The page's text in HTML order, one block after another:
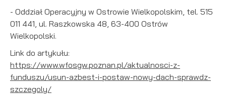
- Oddział Operacyjny w Ostrowie Wielkopolskim, tel. 515
011 441, ul. Raszkowska 48, 63-400 Ostrów
Wielkopolski.
Link do artykułu:
https://www.wfosgw.poznan.pl/aktualnosci-z-
funduszu/usun-azbest-i-postaw-nowy-dach-sprawdz-
szczegoly/